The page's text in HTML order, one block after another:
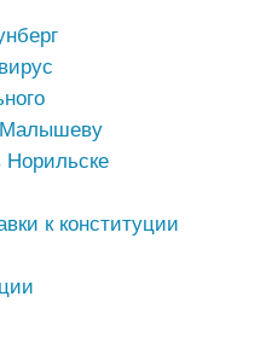
Малышеву
Норильске
к конституции